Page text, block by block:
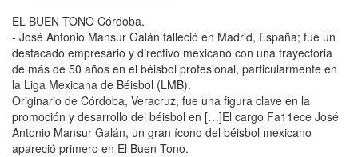
EL BUEN TONO Córdoba.
- José Antonio Mansur Galán falleció en Madrid, España; fue un
destacado empresario y directivo mexicano con una trayectoria
de más de 50 años en el béisbol profesional, particularmente en
la Liga Mexicana de Béisbol (LMB).
Originario de Córdoba, Veracruz, fue una figura clave en la
promoción y desarrollo del béisbol en […]El cargo Fa11ece José
Antonio Mansur Galán, un gran ícono del béisbol mexicano
apareció primero en El Buen Tono.